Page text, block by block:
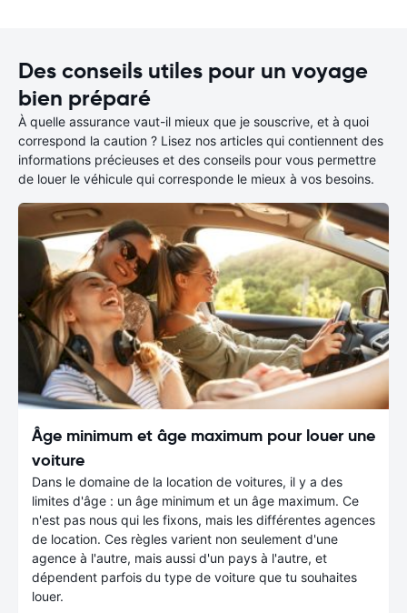
Des conseils utiles pour un voyage
bien préparé
À quelle assurance vaut-il mieux que je souscrive, et à quoi
correspond la caution ? Lisez nos articles qui contiennent des
informations précieuses et des conseils pour vous permettre
de louer le véhicule qui corresponde le mieux à vos besoins.
Âge minimum et âge maximum pour louer une
voiture
Dans le domaine de la location de voitures, il y a des
limites d'âge : un âge minimum et un âge maximum. Ce
n'est pas nous qui les fixons, mais les différentes agences
de location. Ces règles varient non seulement d'une
agence à l'autre, mais aussi d'un pays à l'autre, et
dépendent parfois du type de voiture que tu souhaites
louer.